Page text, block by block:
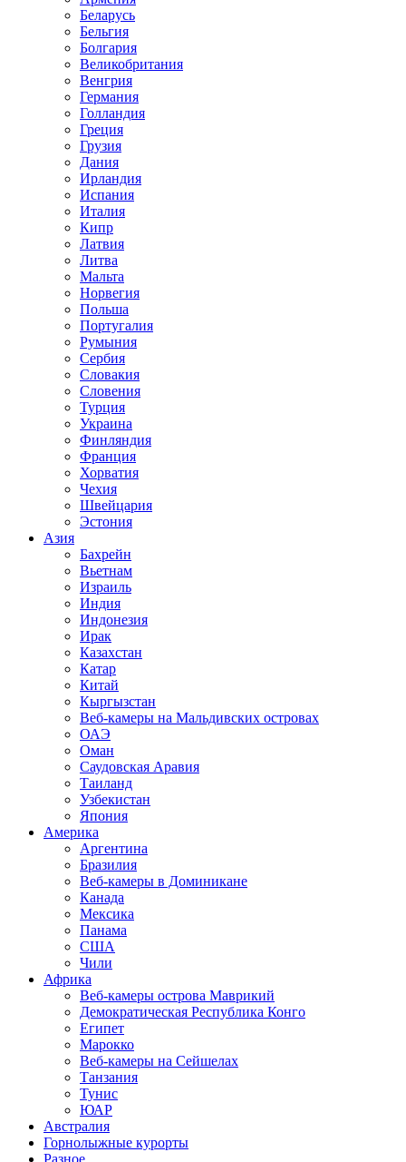
Беларусь
Бельгия
Болгария
Великобритания
Венгрия
Германия
Голландия
Греция
Грузия
Дания
Ирландия
Испания
Италия
Кипр
Латвия
Литва
Мальта
Норвегия
Польша
Португалия
Румыния
Сербия
Словакия
Словения
Турция
Украина
Финляндия
Франция
Хорватия
Чехия
Швейцария
Эстония
Азия
Бахрейн
Вьетнам
Израиль
Индия
Индонезия
Ирак
Казахстан
Катар
Китай
Кыргызстан
Веб-камеры на Мальдивских островах
ОАЭ
Оман
Саудовская Аравия
Таиланд
Узбекистан
Япония
Америка
Аргентина
Бразилия
Веб-камеры в Доминикане
Канада
Мексика
Панама
США
Чили
Африка
Веб-камеры острова Маврикий
Демократическая Республика Конго
Египет
Марокко
Веб-камеры на Сейшелах
Танзания
Тунис
ЮАР
Австралия
Горнолыжные курорты